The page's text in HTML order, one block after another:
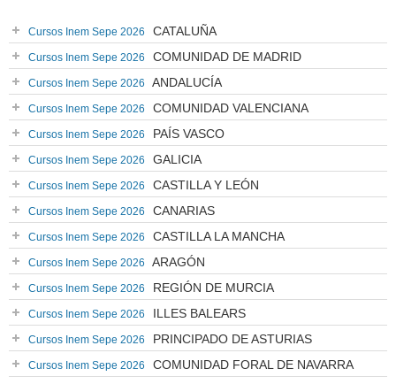
Cursos Inem Sepe 2026 CATALUÑA
Cursos Inem Sepe 2026 COMUNIDAD DE MADRID
Cursos Inem Sepe 2026 ANDALUCÍA
Cursos Inem Sepe 2026 COMUNIDAD VALENCIANA
Cursos Inem Sepe 2026 PAÍS VASCO
Cursos Inem Sepe 2026 GALICIA
Cursos Inem Sepe 2026 CASTILLA Y LEÓN
Cursos Inem Sepe 2026 CANARIAS
Cursos Inem Sepe 2026 CASTILLA LA MANCHA
Cursos Inem Sepe 2026 ARAGÓN
Cursos Inem Sepe 2026 REGIÓN DE MURCIA
Cursos Inem Sepe 2026 ILLES BALEARS
Cursos Inem Sepe 2026 PRINCIPADO DE ASTURIAS
Cursos Inem Sepe 2026 COMUNIDAD FORAL DE NAVARRA